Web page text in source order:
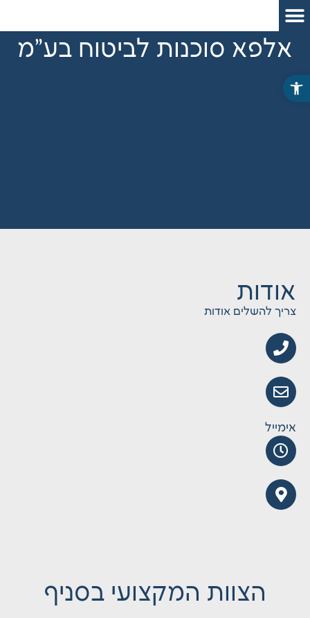
פתח סרגל נגישות
אלפא סוכנות לביטוח בע"מ
אודות
צריך להשלים אודות
אימייל
הצוות המקצועי בסניף